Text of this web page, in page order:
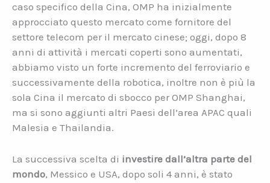
caso specifico della Cina, OMP ha inizialmente
approcciato questo mercato come fornitore del
settore telecom per il mercato cinese; oggi, dopo 8
anni di attività i mercati coperti sono aumentati,
abbiamo visto un forte incremento del ferroviario e
successivamente della robotica, inoltre non è più la
sola Cina il mercato di sbocco per OMP Shanghai,
ma si sono aggiunti altri Paesi dell’area APAC quali
Malesia e Thailandia.
La successiva scelta di investire dall’altra parte del
mondo, Messico e USA, dopo soli 4 anni, è stato